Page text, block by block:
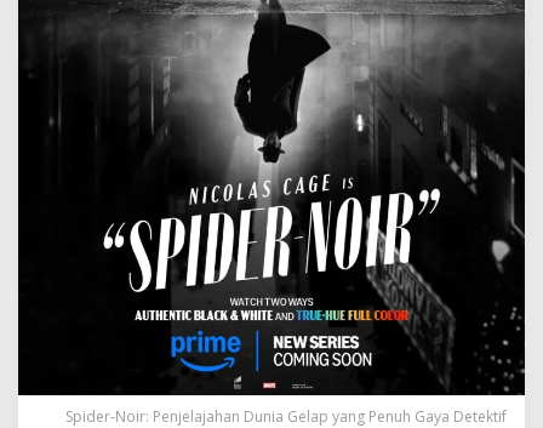
Spider-Noir: Penjelajahan Dunia Gelap yang Penuh Gaya Detektif